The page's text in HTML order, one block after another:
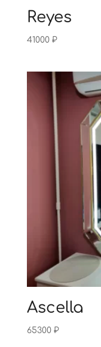
Reyes
41000 ₽
Ascella
65300 ₽